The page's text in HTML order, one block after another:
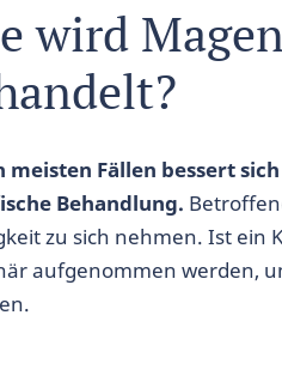
wird
meisten Fällen bessert
Behandlung.
zu sich nehmen. Ist ein
aufgenommen werden,